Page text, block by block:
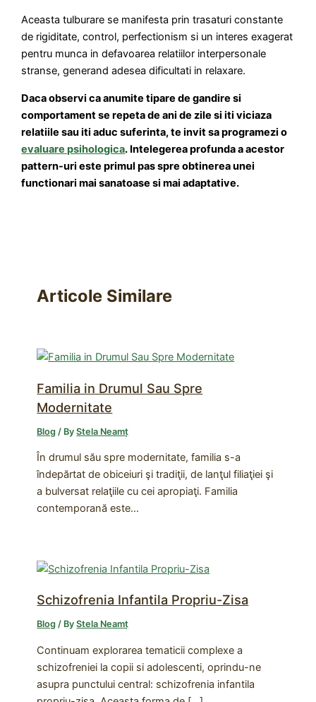
Aceasta tulburare se manifesta prin trasaturi constante
de rigiditate, control, perfectionism si un interes exagerat
pentru munca in defavoarea relatiilor interpersonale
stranse, generand adesea dificultati in relaxare.
Daca observi ca anumite tipare de gandire si
comportament se repeta de ani de zile si iti viciaza
relatiile sau iti aduc suferinta, te invit sa programezi o
evaluare psihologica. Intelegerea profunda a acestor
pattern-uri este primul pas spre obtinerea unei
functionari mai sanatoase si mai adaptative.
Articole Similare
Familia in Drumul Sau Spre
Modernitate
Blog / ByStela Neamț
În drumul său spre modernitate, familia s-a
îndepărtat de obiceiuri şi tradiţii, de lanţul filiaţiei şi
a bulversat relaţiile cu cei apropiaţi. Familia
contemporană este…
Schizofrenia Infantila Propriu-Zisa
Blog / ByStela Neamț
Continuam explorarea tematicii complexe a
schizofreniei la copii si adolescenti, oprindu-ne
asupra punctului central: schizofrenia infantila